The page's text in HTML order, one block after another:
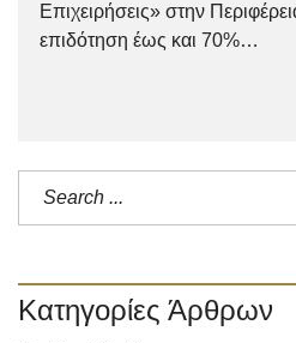
Επιχειρήσεις» στην
επιδότηση έως και 70%…
Κατηγορίες Άρθρων